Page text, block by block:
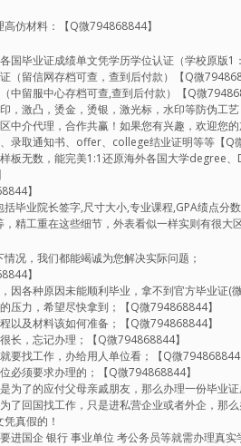
仿材料：【Q微794868844】
国毕业证成绩单文凭学历学位认证（学校原版1
（留信网存档可查，查到后付款）【Q微
中留服中心存档可查,查到后付款）【Q微
，激凸，烫金，烫银，激光标，水印等防伪工
中介代理，合作共赢！如果您有兴趣，欢迎您
录取通知书、offer、college结业证明等等【Q
板无数，能完美1:1还原海外各国大学degree
】
括毕业院长签字,尺寸大小,专业课程,GPA绩点分
精工重在这些细节，外表看似一样实则有很大区
况，我们都能竭诚为您解决实际问题；
】
因各种原因未能顺利毕业，拿不到官方毕业证(
压力，希望尽快拿到；【Q微794868844】
以及材料该如何准备；【Q微794868844】
长，忘记办理；【Q微794868844】
要找工作，办给用人单位看；【Q微794868844
必须要求办理的；【Q微794868844】
为了的应付父母亲戚朋友，那么办理一份毕业
了回国找工作，只是进私营企业或者外企，那
真假的！
进国企 银行 事业单位 考公务员等就需办理真实